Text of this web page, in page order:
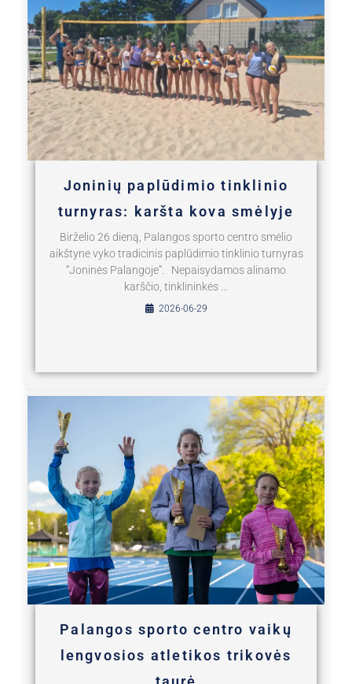
Joninių paplūdimio tinklinio
turnyras: karšta kova smėlyje
Birželio 26 dieną, Palangos sporto centro smėlio
aikštyne vyko tradicinis paplūdimio tinklinio turnyras
“Joninės Palangoje”. Nepaisydamos alinamo
karščio, tinklininkės …
2026-06-29
Palangos sporto centro vaikų
lengvosios atletikos trikovės